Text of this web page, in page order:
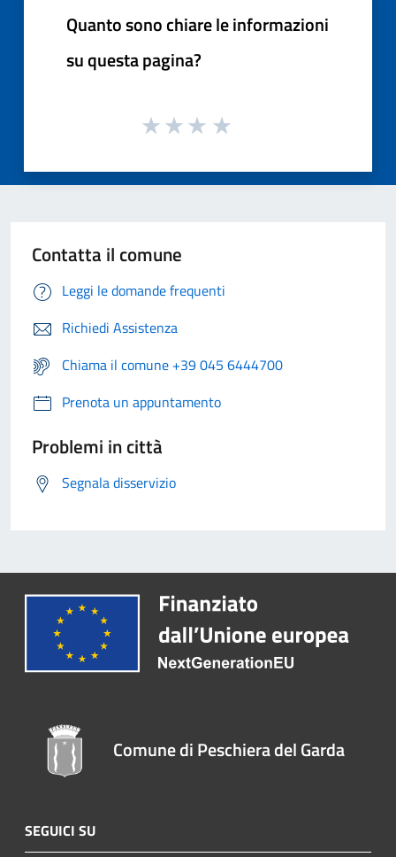
Quanto sono chiare le informazioni
su questa pagina?
Contatta il comune
Leggi le domande frequenti
Richiedi Assistenza
Chiama il comune +39 045 6444700
Prenota un appuntamento
Problemi in città
Segnala disservizio
Comune di Peschiera del Garda
SEGUICI SU